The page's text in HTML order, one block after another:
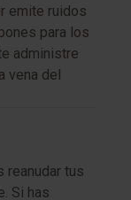
emite ruidos
para los
administre
vena del
reanudar tus
Si has